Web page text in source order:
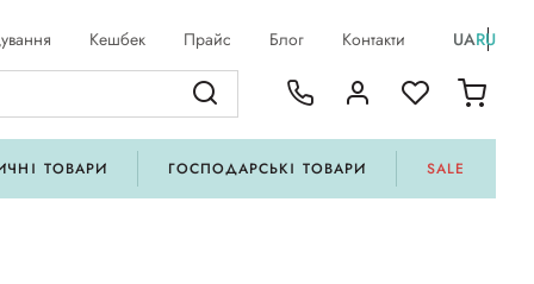
Кешбек Прайс Блог Контакти UARU
ТОВАРИ ГОСПОДАРСЬКІ ТОВАРИ SALE